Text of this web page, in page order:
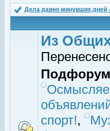
Дела давно минувших дней
Из
спорт!,